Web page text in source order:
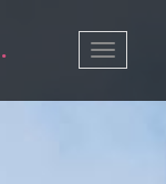
Toggle
.